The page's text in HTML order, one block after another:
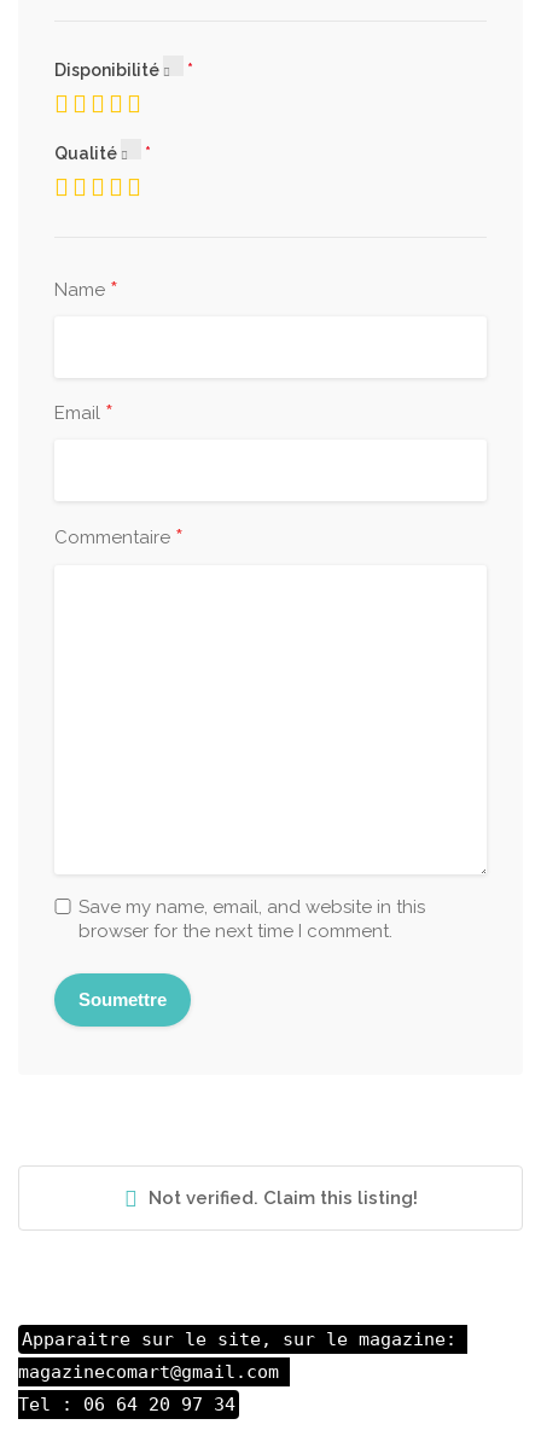
Disponibilité
Qualité
Name *
Email *
Commentaire *
Save my name, email, and website in this
browser for the next time I comment.
Not verified. Claim this listing!
Apparaitre sur le site, sur le magazine:
magazinecomart@gmail.com
Tel : 06 64 20 97 34